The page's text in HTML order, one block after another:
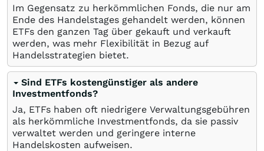
Im Gegensatz zu herkömmlichen Fonds, die nur am
Ende des Handelstages gehandelt werden, können
ETFs den ganzen Tag über gekauft und verkauft
werden, was mehr Flexibilität in Bezug auf
Handelsstrategien bietet.
Sind ETFs kostengünstiger als andere
Investmentfonds?
Ja, ETFs haben oft niedrigere Verwaltungsgebühren
als herkömmliche Investmentfonds, da sie passiv
verwaltet werden und geringere interne
Handelskosten aufweisen.